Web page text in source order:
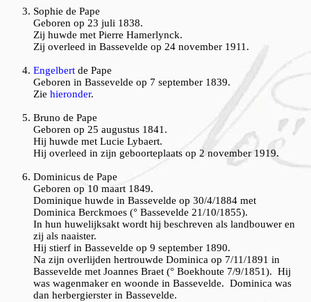
Sophie de Pape
Geboren op 23 juli 1838.
Zij huwde met Pierre Hamerlynck.
Zij overleed in Bassevelde op 24 november 1911.
Engelbert de Pape
Geboren in Bassevelde op 7 september 1839.
Zie hieronder.
Bruno de Pape
Geboren op 25 augustus 1841.
Hij huwde met Lucie Lybaert.
Hij overleed in zijn geboorteplaats op 2 november 1919.
Dominicus de Pape
Geboren op 10 maart 1849.
Dominique huwde in Bassevelde op 30/4/1884 met
Dominica Berckmoes (° Bassevelde 21/10/1855).
In hun huwelijksakt wordt hij beschreven als landbouwer en
zij als naaister.
Hij stierf in Bassevelde op 9 september 1890.
Na zijn overlijden hertrouwde Dominica op 7/11/1891 in
Bassevelde met Joannes Braet (° Boekhoute 7/9/1851). Hij
was wagenmaker en woonde in Bassevelde. Dominica was
dan herbergierster in Bassevelde.